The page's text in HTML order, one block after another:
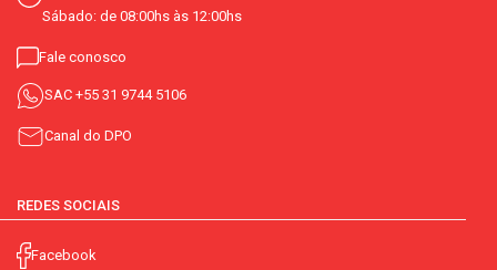
Sábado: de 08:00hs às 12:00hs
Fale conosco
SAC +55 31 9744 5106
Canal do DPO
REDES SOCIAIS
Facebook